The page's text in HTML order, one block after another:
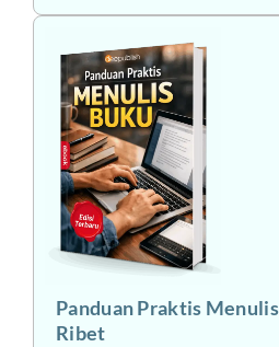
Panduan Praktis
Ribet